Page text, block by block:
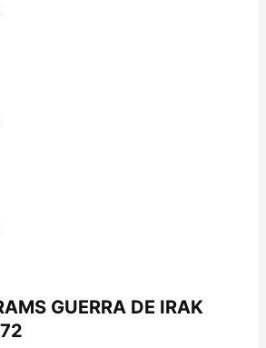
GUERRA DE IRAK